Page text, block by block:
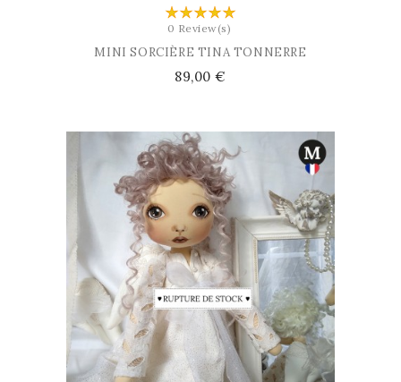
0 Review(s)
MINI SORCIÈRE TINA TONNERRE
Prix
89,00 €